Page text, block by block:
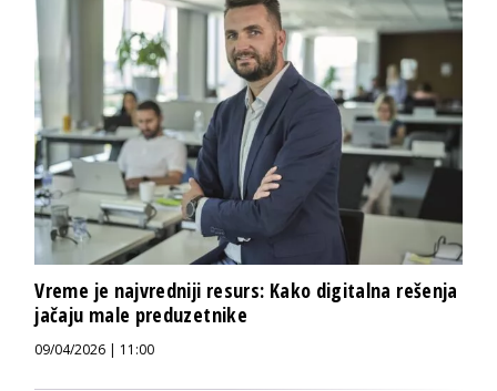
Vreme je najvredniji resurs: Kako digitalna rešenja
jačaju male preduzetnike
09/04/2026 | 11:00